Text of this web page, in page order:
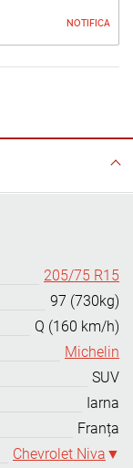
NOTIFICA
205/75 R15
97 (730kg)
Q (160 km/h)
Michelin
SUV
Iarna
Franța
Chevrolet Niva